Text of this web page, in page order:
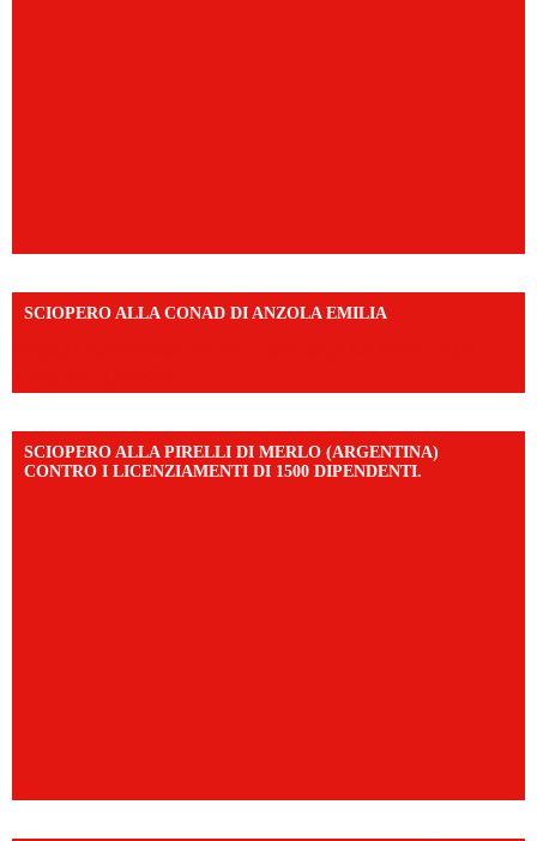
SCIOPERO ALLA CONAD DI ANZOLA EMILIA
SCIOPERO ALLA PIRELLI DI MERLO (ARGENTINA)
CONTRO I LICENZIAMENTI DI 1500 DIPENDENTI.